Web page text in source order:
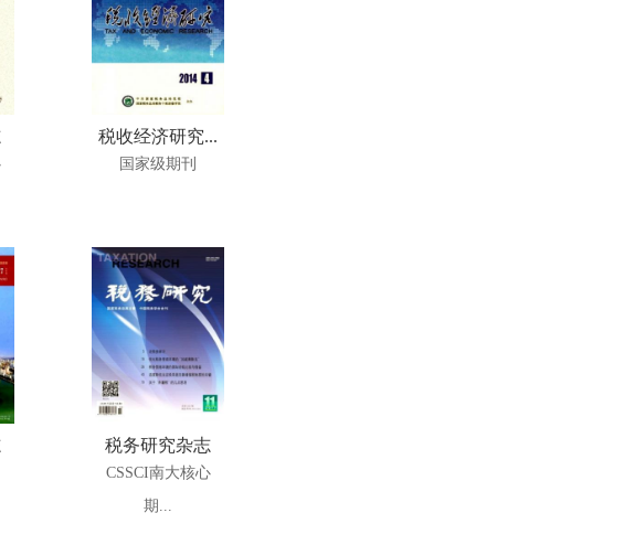
税收经济研究...
国家级期刊
税务研究杂志
CSSCI南大核心
期...